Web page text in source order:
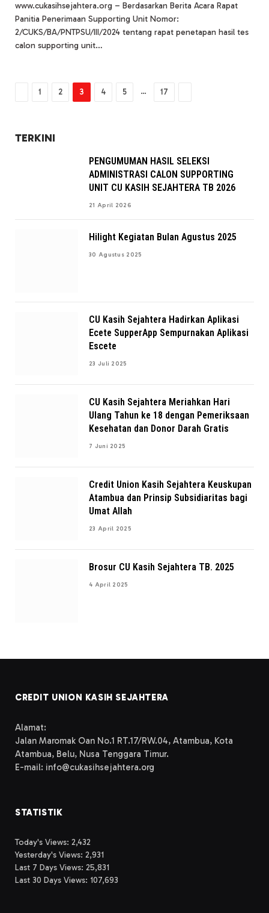
www.cukasihsejahtera.org – Berdasarkan Berita Acara Rapat
Panitia Penerimaan Supporting Unit Nomor:
2/CUKS/BA/PNTPSU/III/2024 tentang rapat penetapan hasil tes
calon supporting unit…
Previous
1 2 3 4 5 … 17
TERKINI
PENGUMUMAN HASIL SELEKSI
ADMINISTRASI CALON SUPPORTING
UNIT CU KASIH SEJAHTERA TB 2026
21 April 2026
Hilight Kegiatan Bulan Agustus 2025
30 Agustus 2025
CU Kasih Sejahtera Hadirkan Aplikasi
Ecete SupperApp Sempurnakan Aplikasi
Escete
23 Juli 2025
CU Kasih Sejahtera Meriahkan Hari
Ulang Tahun ke 18 dengan Pemeriksaan
Kesehatan dan Donor Darah Gratis
7 Juni 2025
Credit Union Kasih Sejahtera Keuskupan
Atambua dan Prinsip Subsidiaritas bagi
Umat Allah
23 April 2025
Brosur CU Kasih Sejahtera TB. 2025
4 April 2025
CREDIT UNION KASIH SEJAHTERA
Alamat:
Jalan Maromak Oan No.1 RT.17/RW.04, Atambua, Kota
Atambua, Belu, Nusa Tenggara Timur.
E-mail: info@cukasihsejahtera.org
STATISTIK
Today's Views: 2,432
Yesterday's Views: 2,931
Last 7 Days Views: 25,831
Last 30 Days Views: 107,693